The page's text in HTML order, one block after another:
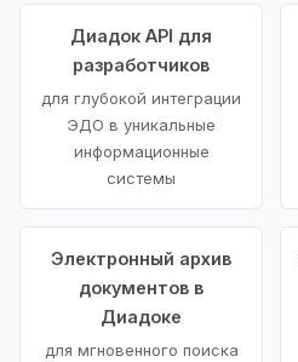
Диадок API для
разработчиков
для глубокой интеграции
ЭДО в уникальные
информационные
системы
Электронный архив
документов в
Диадоке
для мгновенного поиска